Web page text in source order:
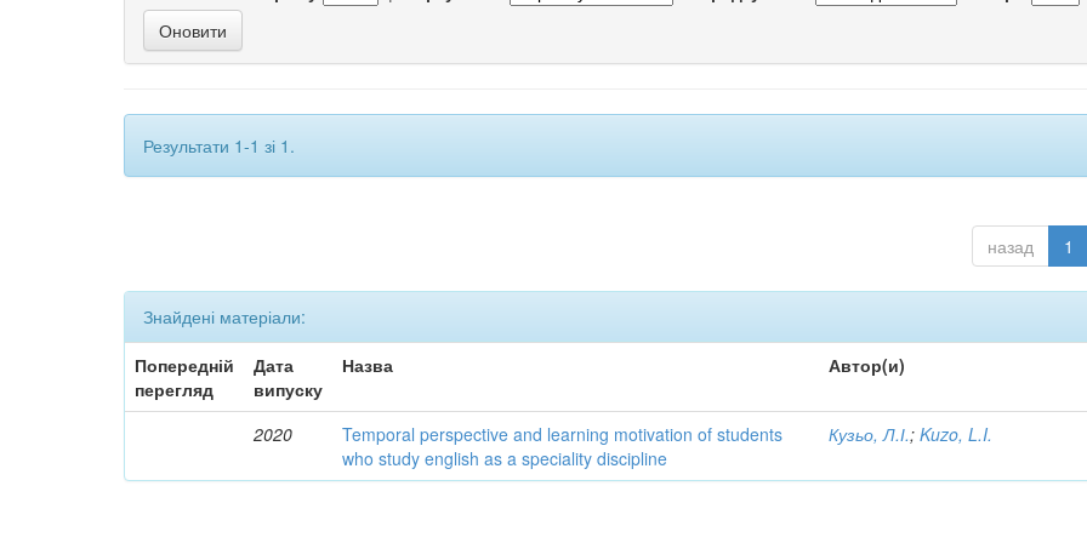
Результати 1-1 зі 1.
назад 1
Знайдені матеріали:
Попередній
перегляд
Дата
випуску
Назва Автор(и)
2020
Temporal perspective and learning motivation of students
who study english as a speciality discipline
Кузьо, Л.І.;Kuzo, L.I.